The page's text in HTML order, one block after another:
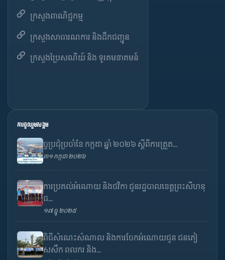
ក្រសួងពាណិជ្ជកម្ម
ក្រសួងសាធារណការ និងដឹកជញ្ជូន
ក្រសួងប្រៃសណីយ៍ និង ទូរគមនាគមន៍
ការចូលរួមសង្គម
ច្ចប្រជុំប្រចាំខែ កក្កដា ឆ្នាំ ២០២៦ ស្តីពីការត្រួត...
៣១ កក្កដា ២០២៦
ការប្រគល់អំណោយ និងថវិកា ជូនរដ្ឋបាលខេត្តព្រះសីហនុ
ដ...
១៧ ធ្នូ ២០២៥
ពិធីសំណេះសំណាល និងការចែកអំណោយជូន ជនភៀ
សសឹក ពលករ និង...